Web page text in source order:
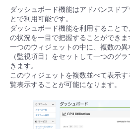
IoT
モニタリング/監査
サポート
管理機能
ネットワーク
IoT
モニタリング/監査
サポート
データ利活用
クラウド/サーバー
ネットワーク
IoT
ご利用開始ガイド
■ 管理機能
- 管理機能
- 新規お申し込み方法
ユースケース
- バックアップ
- セキュリティ・監査
- データと分析
故障/メンテナンス情報
サービス稼働状況
故障/メンテナンス履歴
パートナー
ダッシュボード機能はアドバンスド
とで利用可能です。
ダッシュボード機能を利用すること
の状況を一目で把握することができま
一つのウィジェットの中に、複数の
（監視項目）をセットして一つのグ
きます。
このウィジェットを複数並べて表示
覧表示することが可能になります。